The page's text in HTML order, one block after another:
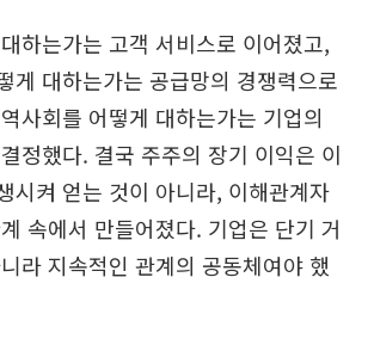
하는가는 고객 서비스로 이어졌고,
게 대하는가는 공급망의 경쟁력으로
사회를 어떻게 대하는가는 기업의
정했다. 결국 주주의 장기 이익은 이
시켜 얻는 것이 아니라, 이해관계자
속에서 만들어졌다. 기업은 단기 거
라 지속적인 관계의 공동체여야 했